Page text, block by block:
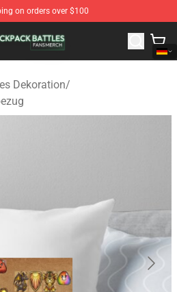
on orders over $100
- Official Backpack Battles
Dekoration/